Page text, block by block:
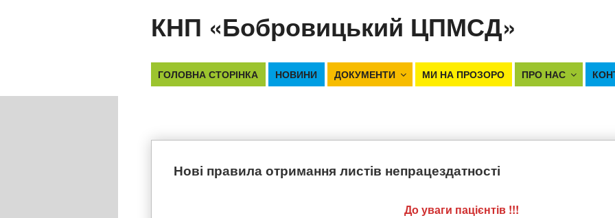
ГОЛОВНА СТОРІНКА НОВИНИ ДОКУМЕНТИ МИ НА ПРОЗОРО ПРО НАС
КНП «Бобровицький ЦПМСД»
Нові правила отримання листів непрацездатності
До уваги пацієнтів !!!